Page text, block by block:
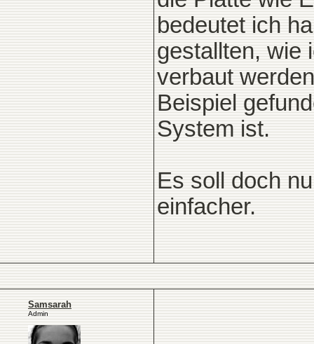
bedeutet ich
gestallten, wie
verbaut
Beispiel
System ist.
Es soll doch
einfacher.
Samsarah
Admin